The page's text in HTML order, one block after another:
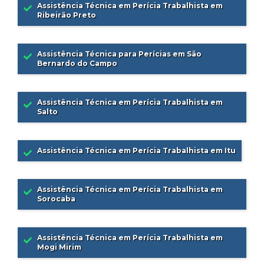
Assistência Técnica em Perícia Trabalhista em
Ribeirão Preto
Assistência Técnica para Perícias em São
Bernardo do Campo
Assistência Técnica em Perícia Trabalhista em
Salto
Assistência Técnica em Perícia Trabalhista em Itu
Assistência Técnica em Perícia Trabalhista em
Sorocaba
Assistência Técnica em Perícia Trabalhista em
Mogi Mirim